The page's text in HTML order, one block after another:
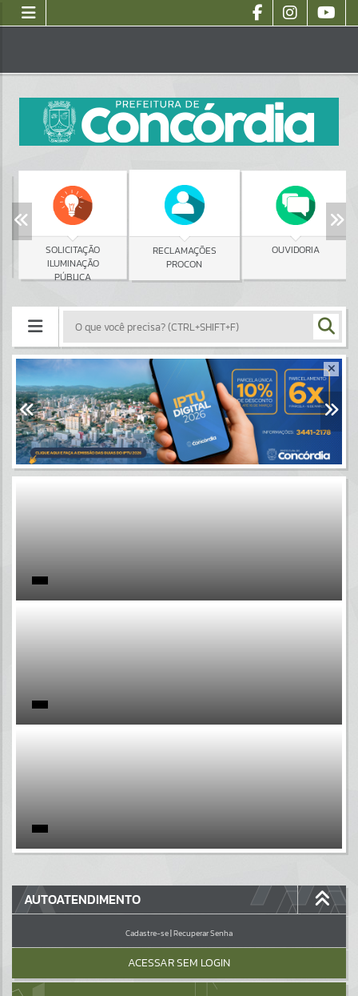
SOLICITAÇÃO
ILUMINAÇÃO
PÚBLICA
RECLAMAÇÕES
PROCON
OUVIDORIA
Portais
Por favor, aguarde...
Por favor, aguarde...
Por favor, aguarde...
GALERIAS
Por favor, aguarde...
AUTOATENDIMENTO
Cadastre-se|Recuperar Senha
ACESSAR SEM LOGIN